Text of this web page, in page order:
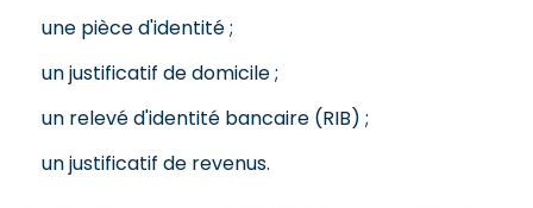
une pièce d'identité ;
un justificatif de domicile ;
un relevé d'identité bancaire (RIB) ;
un justificatif de revenus.